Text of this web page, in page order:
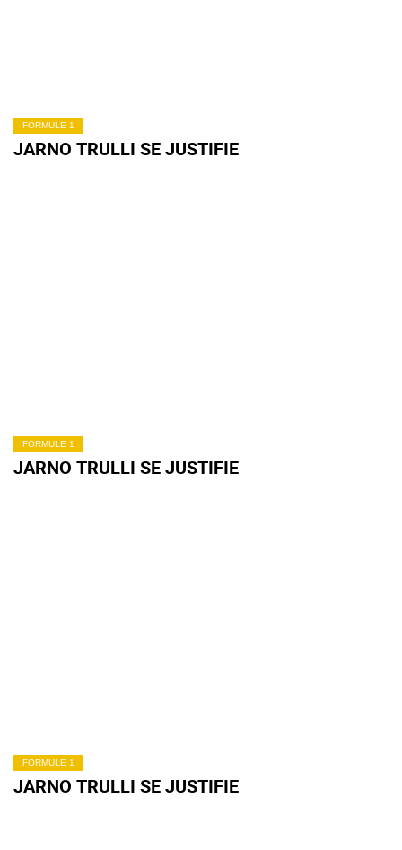
FORMULE 1
JARNO TRULLI SE JUSTIFIE
FORMULE 1
JARNO TRULLI SE JUSTIFIE
FORMULE 1
JARNO TRULLI SE JUSTIFIE